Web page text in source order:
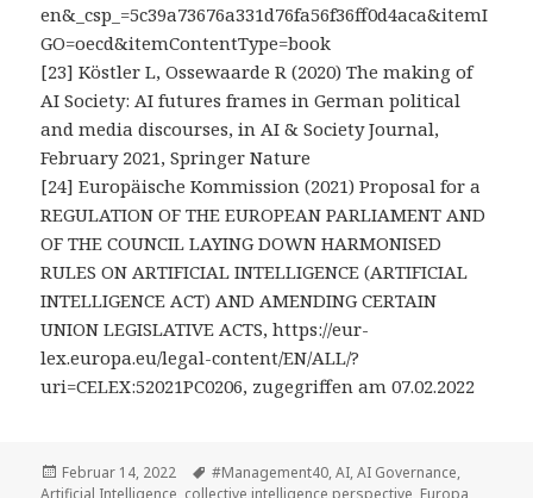
en&_csp_=5c39a73676a331d76fa56f36ff0d4aca&itemI
GO=oecd&itemContentType=book
[23] Köstler L, Ossewaarde R (2020) The making of
AI Society: AI futures frames in German political
and media discourses, in AI & Society Journal,
February 2021, Springer Nature
[24] Europäische Kommission (2021) Proposal for a
REGULATION OF THE EUROPEAN PARLIAMENT AND
OF THE COUNCIL LAYING DOWN HARMONISED
RULES ON ARTIFICIAL INTELLIGENCE (ARTIFICIAL
INTELLIGENCE ACT) AND AMENDING CERTAIN
UNION LEGISLATIVE ACTS, https://eur-
lex.europa.eu/legal-content/EN/ALL/?
uri=CELEX:52021PC0206, zugegriffen am 07.02.2022
Veröffentlicht
am
Februar 14, 2022 Tags
#Management40,AI,AI Governance,
Artificial Intelligence collective intelligence perspective Europa